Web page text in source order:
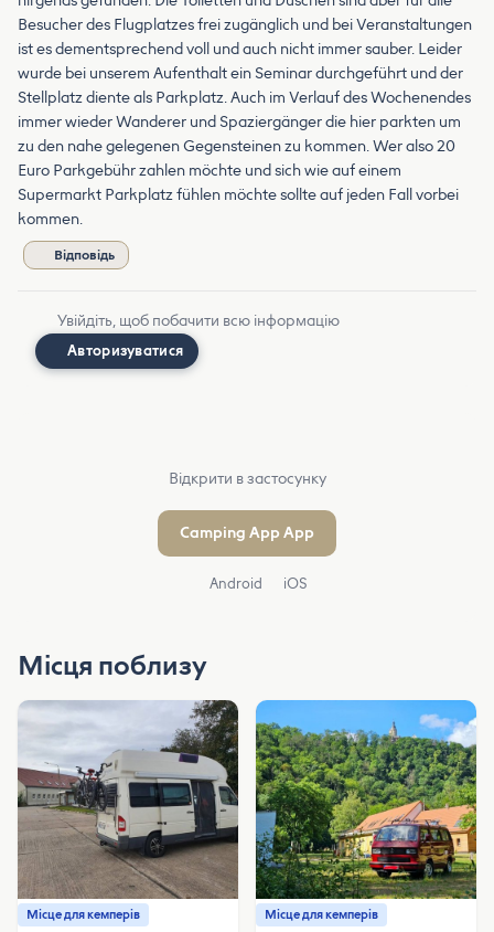
Besucher des Flugplatzes frei zugänglich und bei Veranstaltungen
ist es dementsprechend voll und auch nicht immer sauber. Leider
wurde bei unserem Aufenthalt ein Seminar durchgeführt und der
Stellplatz diente als Parkplatz. Auch im Verlauf des Wochenendes
immer wieder Wanderer und Spaziergänger die hier parkten um
zu den nahe gelegenen Gegensteinen zu kommen. Wer also 20
Euro Parkgebühr zahlen möchte und sich wie auf einem
Supermarkt Parkplatz fühlen möchte sollte auf jeden Fall vorbei
kommen.
Відповідь
Увійдіть, щоб побачити всю інформацію
Авторизуватися
Відкрити в застосунку
Camping App App
Android iOS
Місця поблизу
Місце для кемперів Місце для кемперів